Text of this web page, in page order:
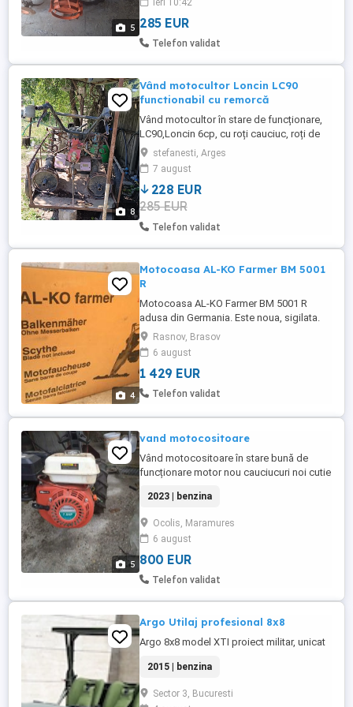
5
ieri 10:42
285 EUR
Telefon validat
8
Vând motocultor Loncin LC90
functionabil cu remorcă
Vând motocultor în stare de funcționare,
LC90,Loncin 6cp, cu roți cauciuc, roți de
fier, freze plus remorcă făcută personal,
preț 1200 negociabil.
stefanesti, Arges
7 august
228 EUR
285 EUR
Telefon validat
4
Motocoasa AL-KO Farmer BM 5001
R
Motocoasa AL-KO Farmer BM 5001 R
adusa din Germania. Este noua, sigilata.
Producator: Al-Ko Model: BM5001 R
Caracteristici: Disponibil cu latimii variate
de lucru de la 87 la 102 cm Marginile sunt
protejate pt a preveni deteriorarea prin
lovirea de perete. Design imbunatatit
bascularea(deschilibrarea) BM ...
Rasnov, Brasov
6 august
1 429 EUR
Telefon validat
5
vand motocositoare
Vând motocositoare în stare bună de
funcționare motor nou cauciucuri noi cutie
plus încă o masa de tăiere cu .tot
2023 | benzina
Ocolis, Maramures
6 august
800 EUR
Telefon validat
Argo Utilaj profesional 8x8
Argo 8x8 model XTI proiect militar, unicat
2015 | benzina
Sector 3, Bucuresti